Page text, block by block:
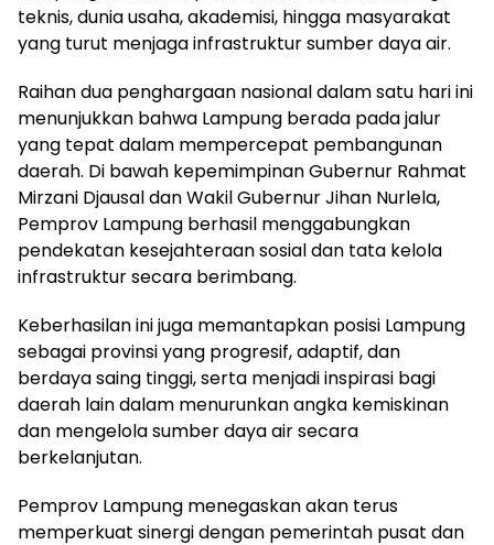
teknis, dunia usaha, akademisi, hingga masyarakat
yang turut menjaga infrastruktur sumber daya air.
Raihan dua penghargaan nasional dalam satu hari ini
menunjukkan bahwa Lampung berada pada jalur
yang tepat dalam mempercepat pembangunan
daerah. Di bawah kepemimpinan Gubernur Rahmat
Mirzani Djausal dan Wakil Gubernur Jihan Nurlela,
Pemprov Lampung berhasil menggabungkan
pendekatan kesejahteraan sosial dan tata kelola
infrastruktur secara berimbang.
Keberhasilan ini juga memantapkan posisi Lampung
sebagai provinsi yang progresif, adaptif, dan
berdaya saing tinggi, serta menjadi inspirasi bagi
daerah lain dalam menurunkan angka kemiskinan
dan mengelola sumber daya air secara
berkelanjutan.
Pemprov Lampung menegaskan akan terus
memperkuat sinergi dengan pemerintah pusat dan